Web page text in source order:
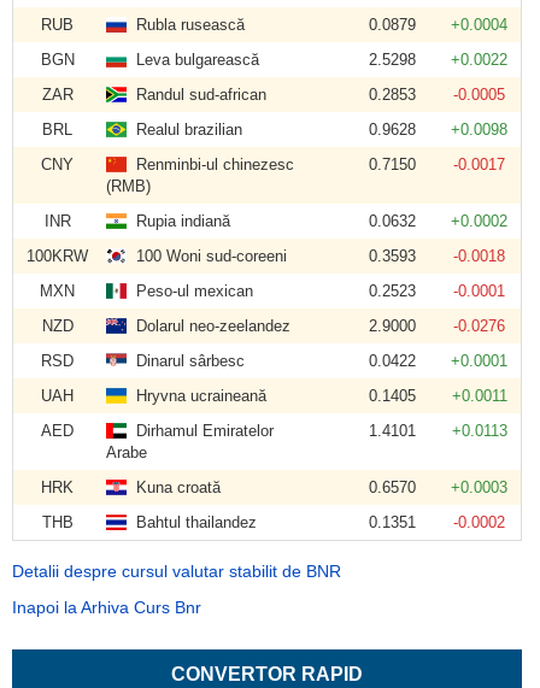
RUB
Rubla rusească 0.0879
+0.0004
BGN
Leva bulgarească 2.5298
+0.0022
ZAR
Randul sud-african 0.2853
-0.0005
BRL
Realul brazilian 0.9628
+0.0098
CNY
Renminbi-ul chinezesc
(RMB)
0.7150 -0.0017
INR Rupia indiană 0.0632
+0.0002
100KRW
100 Woni sud-coreeni 0.3593
-0.0018
MXN
Peso-ul mexican 0.2523
-0.0001
NZD
Dolarul neo-zeelandez 2.9000
-0.0276
RSD
Dinarul sârbesc 0.0422
+0.0001
UAH
Hryvna ucraineană 0.1405
+0.0011
AED
Dirhamul Emiratelor
Arabe
1.4101 +0.0113
HRK Kuna croată 0.6570
+0.0003
THB
Bahtul thailandez 0.1351 -0.0002
Detalii despre cursul valutar stabilit de BNR
Inapoi la Arhiva Curs Bnr
CONVERTOR RAPID